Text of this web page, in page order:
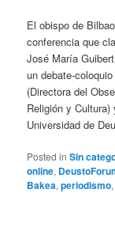
El obispo de
conferencia que
José María
un debate-
(Directora del
Religión y
Universidad de
Posted in Sin
online,
Bakea,periodismo